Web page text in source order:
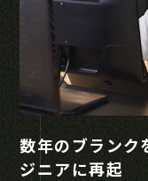
数年のブランク
ジニアに再起